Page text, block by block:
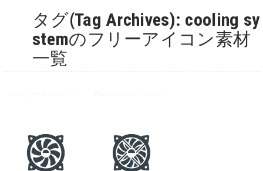
タグ(Tag Archives): cooling sy
stemのフリーアイコン素材
一覧